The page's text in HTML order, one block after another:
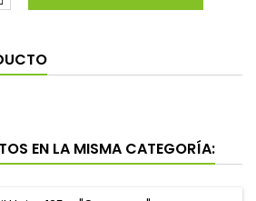
EN LA MISMA CATEGORÍA: